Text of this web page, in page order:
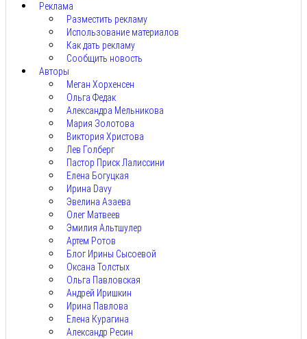
Реклама
Разместить рекламу
Использование материалов
Как дать рекламу
Сообщить новость
Авторы
Меган Хорхенсен
Ольга Федак
Александра Мельникова
Мария Золотова
Виктория Христова
Лев Голберг
Пастор Приск Лалиссини
Елена Богуцкая
Ирина Davy
Эвелина Азаева
Олег Матвеев
Эмилия Альтшулер
Артем Ротов
Блог Ирины Сысоевой
Оксана Толстых
Ольга Павловская
Андрей Иришкин
Ирина Павлова
Елена Курагина
Александр Ресин